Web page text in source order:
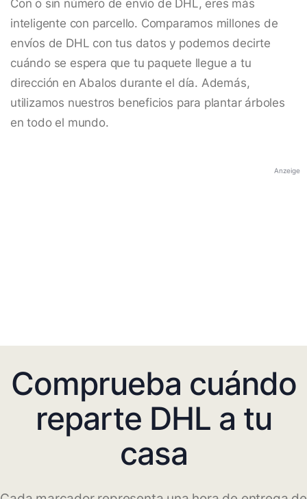
Con o sin número de envío de DHL, eres más
inteligente con parcello. Comparamos millones de
envíos de DHL con tus datos y podemos decirte
cuándo se espera que tu paquete llegue a tu
dirección en Abalos durante el día. Además,
utilizamos nuestros beneficios para plantar árboles
en todo el mundo.
Anzeige
Comprueba cuándo
reparte DHL a tu
casa